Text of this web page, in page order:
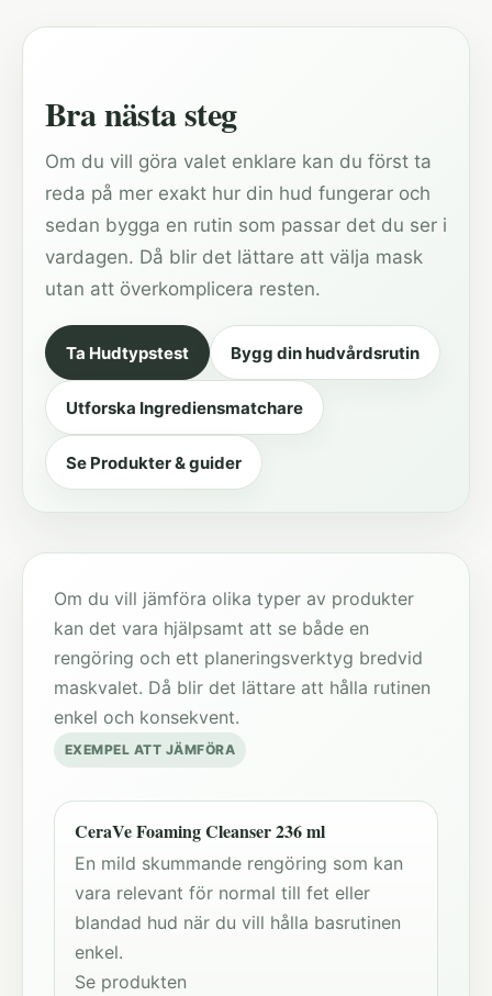
Bra nästa steg
Om du vill göra valet enklare kan du först ta
reda på mer exakt hur din hud fungerar och
sedan bygga en rutin som passar det du ser i
vardagen. Då blir det lättare att välja mask
utan att överkomplicera resten.
Ta Hudtypstest Bygg din hudvårdsrutin
Utforska Ingrediensmatchare
Se Produkter & guider
Om du vill jämföra olika typer av produkter
kan det vara hjälpsamt att se både en
rengöring och ett planeringsverktyg bredvid
maskvalet. Då blir det lättare att hålla rutinen
enkel och konsekvent.
EXEMPEL ATT JÄMFÖRA
CeraVe Foaming Cleanser 236 ml
En mild skummande rengöring som kan
vara relevant för normal till fet eller
blandad hud när du vill hålla basrutinen
enkel.
Se produkten